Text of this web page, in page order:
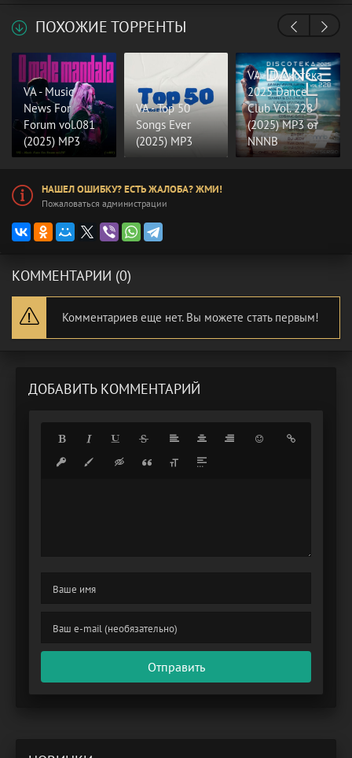
ПОХОЖИЕ ТОРРЕНТЫ
VA - Music
News For
Forum vol.081
(2025) MP3
VA - Top 50
Songs Ever
(2025) MP3
VA - Дискотека
2025 Dance
Club Vol. 228
(2025) MP3 от
NNNB
НАШЕЛ ОШИБКУ? ЕСТЬ ЖАЛОБА? ЖМИ!
Пожаловаться администрации
КОММЕНТАРИИ (0)
Комментариев еще нет. Вы можете стать первым!
ДОБАВИТЬ КОММЕНТАРИЙ
Отправить